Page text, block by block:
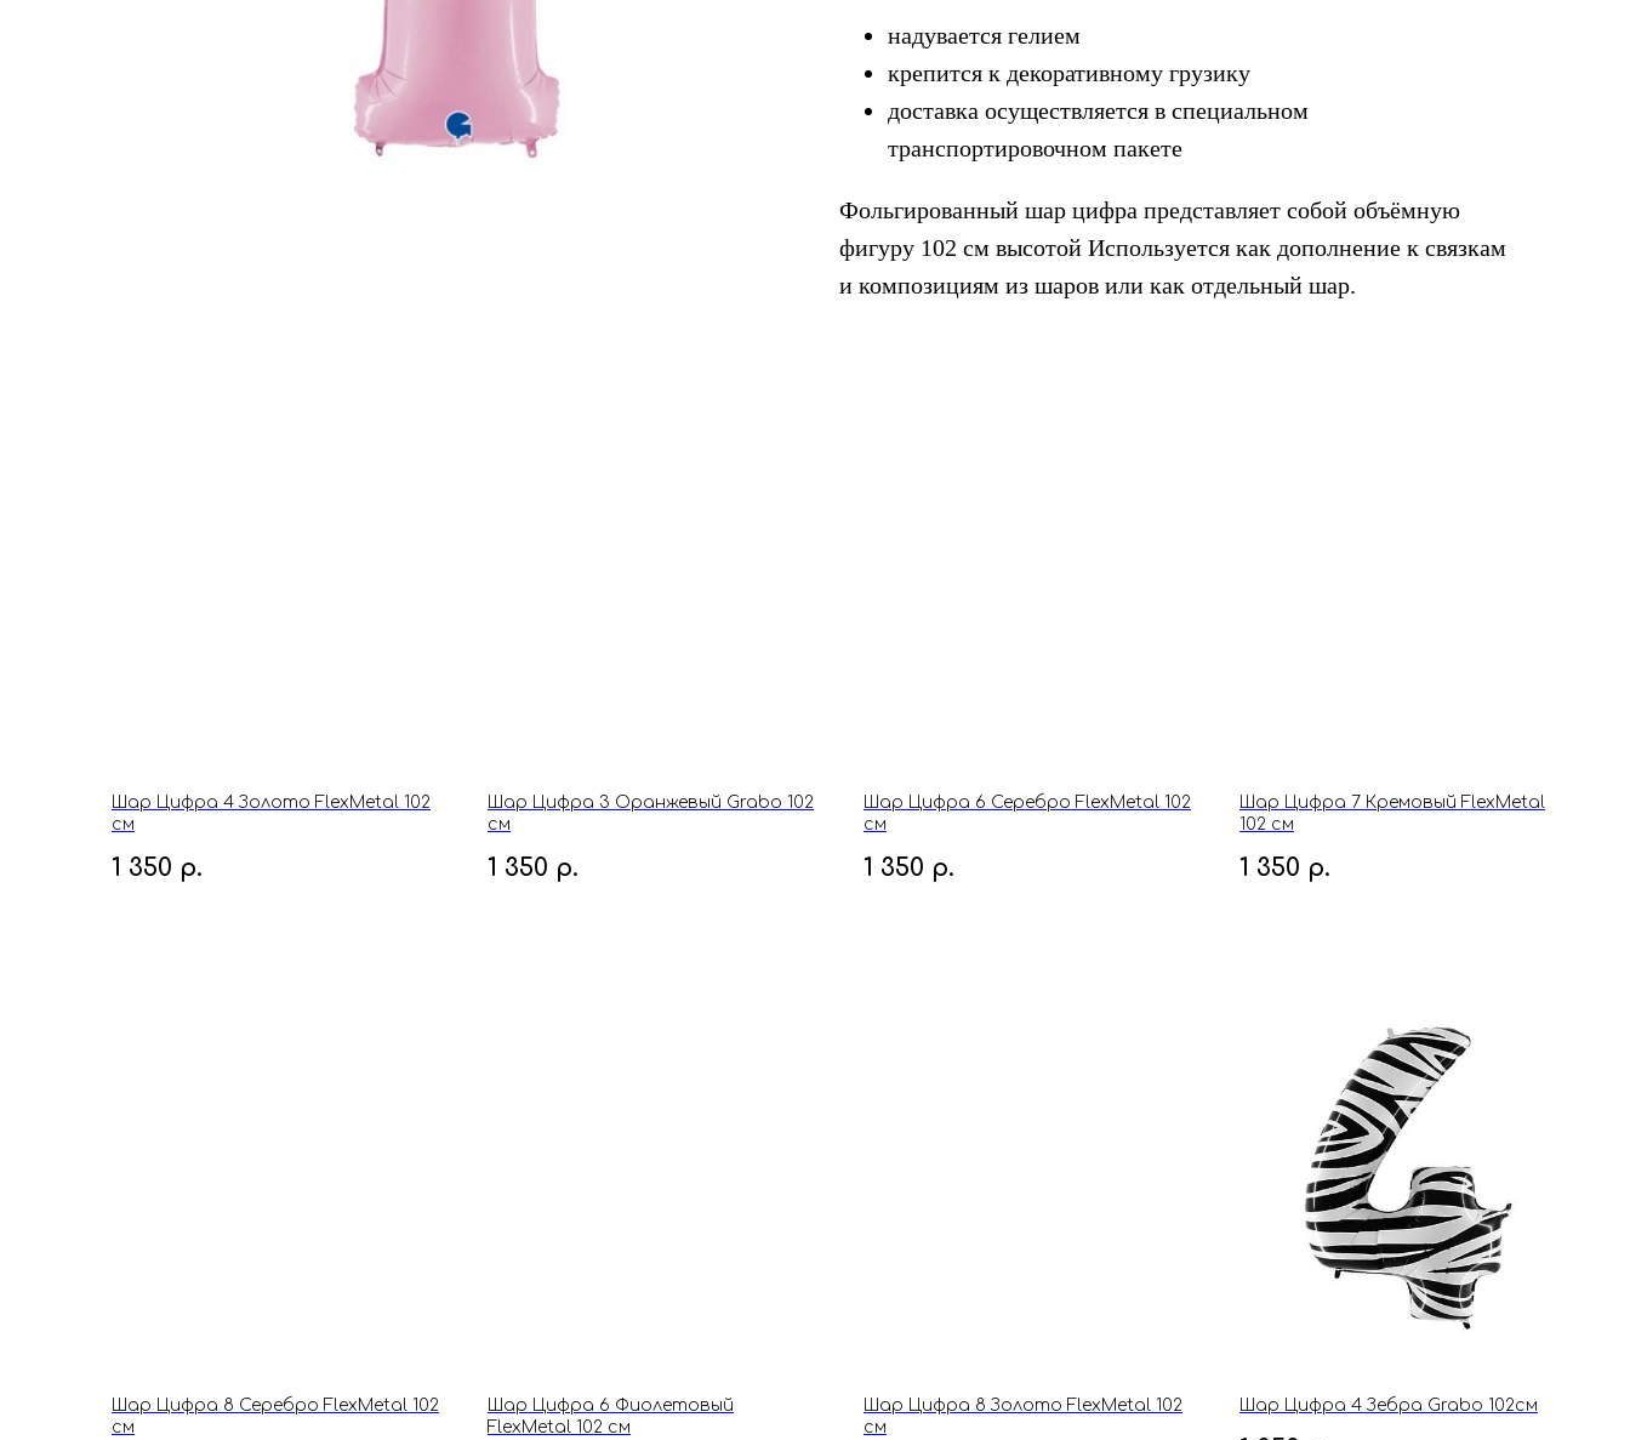
надувается гелием
крепится к декоративному грузику
доставка осуществляется в специальном
транспортировочном пакете
Фольгированный шар цифра представляет собой объёмную
фигуру 102 см высотой Используется как дополнение к связкам
и композициям из шаров или как отдельный шар.
Шар Цифра 4 Золото FlexMetal 102
см
1 350 р.
Шар Цифра 3 Оранжевый Grabo 102
см
1 350 р.
Шар Цифра 6 Серебро FlexMetal 102
см
1 350 р.
Шар Цифра 7 Кремовый FlexMetal
102 см
1 350 р.
Шар Цифра 8 Серебро FlexMetal 102
см
Шар Цифра 6 Фиолетовый
FlexMetal 102 см
Шар Цифра 8 Золото FlexMetal 102
см
Шар Цифра 4 Зебра Grabo 102см